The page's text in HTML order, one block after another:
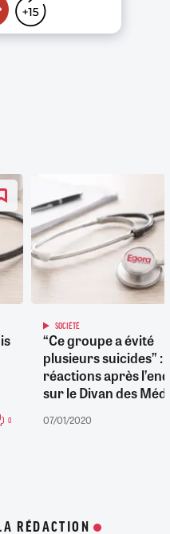
0
SOCIÉTÉ
“Ce groupe a évité
plusieurs suicides” :
réactions après
sur le Divan des
07/01/2020
RÉDACTION